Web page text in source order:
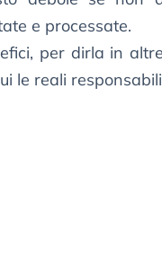
e processate.
per dirla in
le reali